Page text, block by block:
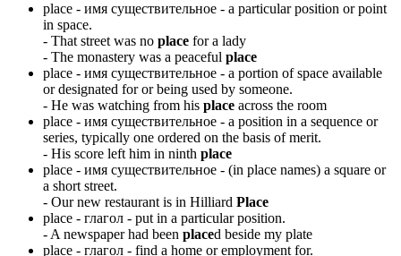
place - имя существительное - a particular position or point
in space.
- That street was no place for a lady
- The monastery was a peaceful place
place - имя существительное - a portion of space available
or designated for or being used by someone.
- He was watching from his place across the room
place - имя существительное - a position in a sequence or
series, typically one ordered on the basis of merit.
- His score left him in ninth place
place - имя существительное - (in place names) a square or
a short street.
- Our new restaurant is in Hilliard Place
place - глагол - put in a particular position.
- A newspaper had been placed beside my plate
place - глагол - find a home or employment for.